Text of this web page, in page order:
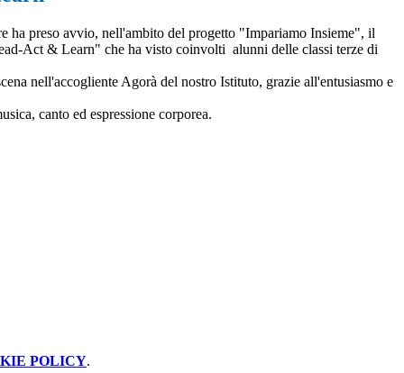
ha preso avvio, nell'ambito del progetto "Impariamo Insieme", il
Act & Learn" che ha visto coinvolti alunni delle classi terze di
nell'accogliente Agorà del nostro Istituto, grazie all'entusiasmo e
canto ed espressione corporea.
POLICY.